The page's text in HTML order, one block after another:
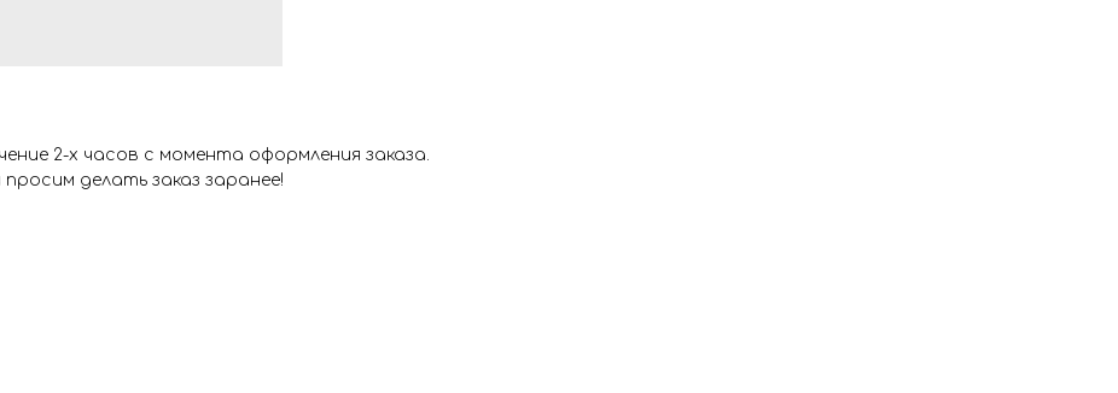
2-х часов с момента оформления заказа.
делать заказ заранее!